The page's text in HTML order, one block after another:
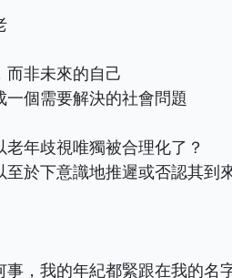
而非未來的自己
個需要解決的社會問題
年歧視唯獨被合理化了？
於下意識地推遲或否認其到
，我的年紀都緊跟在我的名字